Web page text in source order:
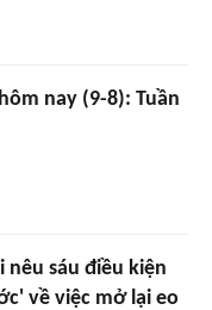
nay (9-8): Tuần
nêu sáu điều kiện
về việc mở lại eo